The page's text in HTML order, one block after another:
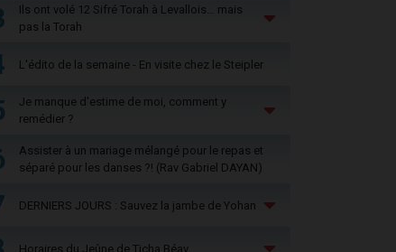
Ils ont volé 12 Sifré Torah à Levallois… mais
pas la Torah
L'édito de la semaine - En visite chez le Steipler
Je manque d'estime de moi, comment y
remédier ?
Assister à un mariage mélangé pour le repas et
séparé pour les danses ?! (Rav Gabriel DAYAN)
DERNIERS JOURS : Sauvez la jambe de Yohan
Horaires du Jeûne de Ticha Béav